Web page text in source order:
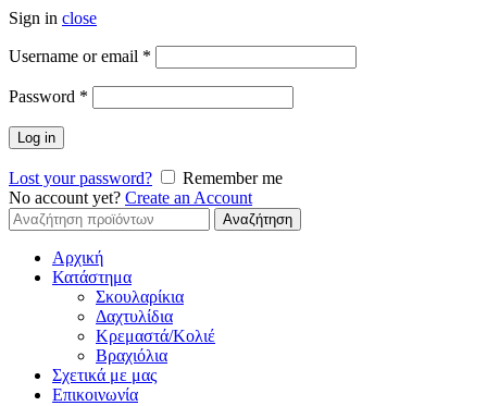
Sign in close
Username or email *
Password *
Log in
Lost your password?
Remember me
No account yet? Create an Account
Αναζήτηση
για:
Αναζήτηση
Αρχική
Κατάστημα
Σκουλαρίκια
Δαχτυλίδια
Κρεμαστά/Κολιέ
Βραχιόλια
Σχετικά με μας
Επικοινωνία